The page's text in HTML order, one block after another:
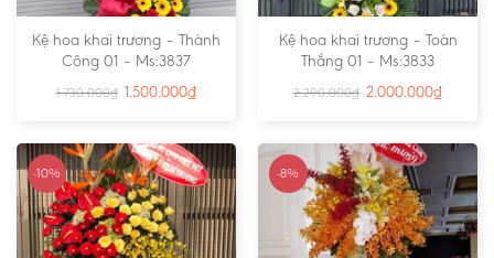
Kệ hoa khai trương – Thành
Công 01 – Ms:3837
1.730.000₫ 1.500.000₫
Kệ hoa khai trương – Toàn
Thắng 01 – Ms:3833
2.290.000₫ 2.000.000₫
-10% -8%